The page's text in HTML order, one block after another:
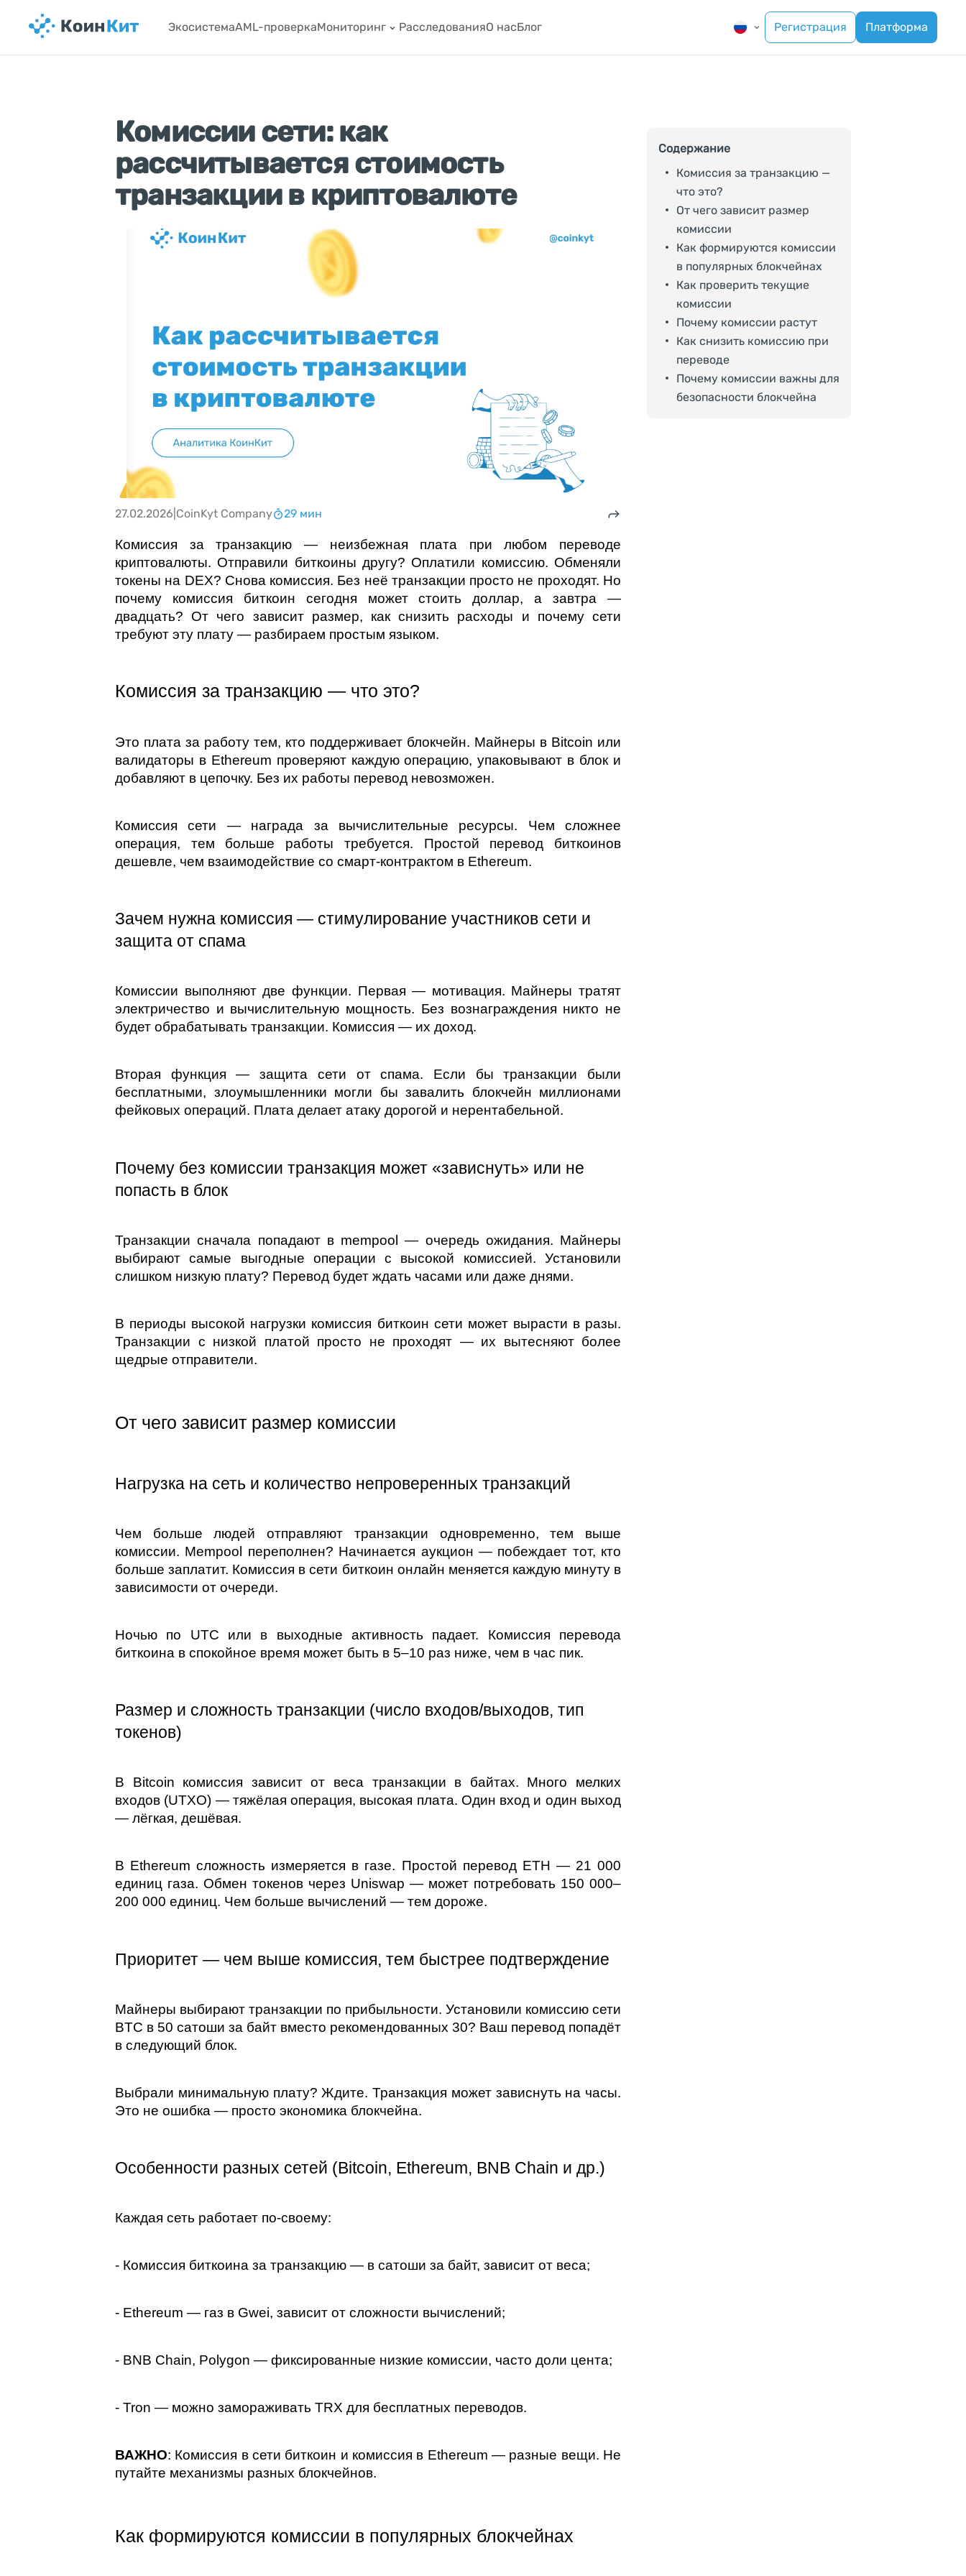
ЭкосистемаAML-проверкаМониторинг РасследованияО насБлог Регистрация Платформа
Содержание
Комиссия за транзакцию —
что это?
От чего зависит размер
комиссии
Как формируются комиссии
в популярных блокчейнах
Как проверить текущие
комиссии
Почему комиссии растут
Как снизить комиссию при
переводе
Почему комиссии важны для
безопасности блокчейна
Комиссии сети: как
рассчитывается стоимость
транзакции в криптовалюте
27.02.2026 CoinKyt Company 29 мин
Комиссия за транзакцию — неизбежная плата при любом переводе
криптовалюты. Отправили биткоины другу? Оплатили комиссию. Обменяли
токены на DEX? Снова комиссия. Без неё транзакции просто не проходят. Но
почему комиссия биткоин сегодня может стоить доллар, а завтра —
двадцать? От чего зависит размер, как снизить расходы и почему сети
требуют эту плату — разбираем простым языком.
Комиссия за транзакцию — что это?
Это плата за работу тем, кто поддерживает блокчейн. Майнеры в Bitcoin или
валидаторы в Ethereum проверяют каждую операцию, упаковывают в блок и
добавляют в цепочку. Без их работы перевод невозможен.
Комиссия сети — награда за вычислительные ресурсы. Чем сложнее
операция, тем больше работы требуется. Простой перевод биткоинов
дешевле, чем взаимодействие со смарт-контрактом в Ethereum.
Зачем нужна комиссия — стимулирование участников сети и
защита от спама
Комиссии выполняют две функции. Первая — мотивация. Майнеры тратят
электричество и вычислительную мощность. Без вознаграждения никто не
будет обрабатывать транзакции. Комиссия — их доход.
Вторая функция — защита сети от спама. Если бы транзакции были
бесплатными, злоумышленники могли бы завалить блокчейн миллионами
фейковых операций. Плата делает атаку дорогой и нерентабельной.
Почему без комиссии транзакция может «зависнуть» или не
попасть в блок
Транзакции сначала попадают в mempool — очередь ожидания. Майнеры
выбирают самые выгодные операции с высокой комиссией. Установили
слишком низкую плату? Перевод будет ждать часами или даже днями.
В периоды высокой нагрузки комиссия биткоин сети может вырасти в разы.
Транзакции с низкой платой просто не проходят — их вытесняют более
щедрые отправители.
От чего зависит размер комиссии
Нагрузка на сеть и количество непроверенных транзакций
Чем больше людей отправляют транзакции одновременно, тем выше
комиссии. Mempool переполнен? Начинается аукцион — побеждает тот, кто
больше заплатит. Комиссия в сети биткоин онлайн меняется каждую минуту в
зависимости от очереди.
Ночью по UTC или в выходные активность падает. Комиссия перевода
биткоина в спокойное время может быть в 5–10 раз ниже, чем в час пик.
Размер и сложность транзакции (число входов/выходов, тип
токенов)
В Bitcoin комиссия зависит от веса транзакции в байтах. Много мелких
входов (UTXO) — тяжёлая операция, высокая плата. Один вход и один выход
— лёгкая, дешёвая.
В Ethereum сложность измеряется в газе. Простой перевод ETH — 21 000
единиц газа. Обмен токенов через Uniswap — может потребовать 150 000–
200 000 единиц. Чем больше вычислений — тем дороже.
Приоритет — чем выше комиссия, тем быстрее подтверждение
Майнеры выбирают транзакции по прибыльности. Установили комиссию сети
BTC в 50 сатоши за байт вместо рекомендованных 30? Ваш перевод попадёт
в следующий блок.
Выбрали минимальную плату? Ждите. Транзакция может зависнуть на часы.
Это не ошибка — просто экономика блокчейна.
Особенности разных сетей (Bitcoin, Ethereum, BNB Chain и др.)
Каждая сеть работает по-своему:
- Комиссия биткоина за транзакцию — в сатоши за байт, зависит от веса;
- Ethereum — газ в Gwei, зависит от сложности вычислений;
- BNB Chain, Polygon — фиксированные низкие комиссии, часто доли цента;
- Tron — можно замораживать TRX для бесплатных переводов.
ВАЖНО: Комиссия в сети биткоин и комиссия в Ethereum — разные вещи. Не
путайте механизмы разных блокчейнов.
Как формируются комиссии в популярных блокчейнах